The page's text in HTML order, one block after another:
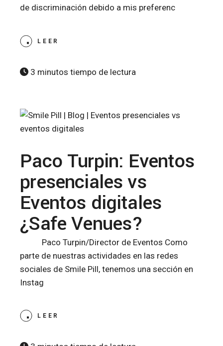
de discriminación debido a mis preferenc
LEER
3 minutos tiempo de lectura
Paco Turpin: Eventos
presenciales vs
Eventos digitales
¿Safe Venues?
Paco Turpin/Director de Eventos Como
parte de nuestras actividades en las redes
sociales de Smile Pill, tenemos una sección en
Instag
LEER